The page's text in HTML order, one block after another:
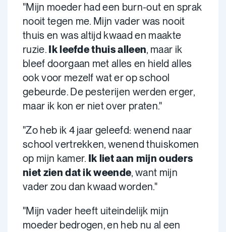
"Mijn moeder had een burn-out en sprak
nooit tegen me. Mijn vader was nooit
thuis en was altijd kwaad en maakte
ruzie. Ik leefde thuis alleen, maar ik
bleef doorgaan met alles en hield alles
ook voor mezelf wat er op school
gebeurde. De pesterijen werden erger,
maar ik kon er niet over praten."
"Zo heb ik 4 jaar geleefd: wenend naar
school vertrekken, wenend thuiskomen
op mijn kamer. Ik liet aan mijn ouders
niet zien dat ik weende, want mijn
vader zou dan kwaad worden."
"Mijn vader heeft uiteindelijk mijn
moeder bedrogen, en heb nu al een